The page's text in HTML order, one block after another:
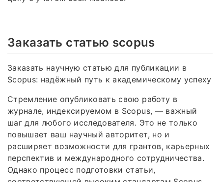
Заказать статью scopus
Заказать научную статью для публикации в
Scopus: надёжный путь к академическому успеху
Стремление опубликовать свою работу в
журнале, индексируемом в Scopus, — важный
шаг для любого исследователя. Это не только
повышает ваш научный авторитет, но и
расширяет возможности для грантов, карьерных
перспектив и международного сотрудничества.
Однако процесс подготовки статьи,